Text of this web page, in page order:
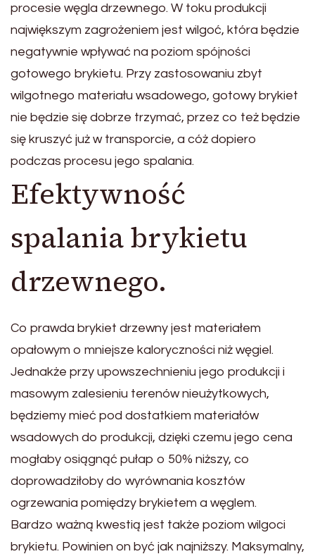
procesie węgla drzewnego. W toku produkcji
największym zagrożeniem jest wilgoć, która będzie
negatywnie wpływać na poziom spójności
gotowego brykietu. Przy zastosowaniu zbyt
wilgotnego materiału wsadowego, gotowy brykiet
nie będzie się dobrze trzymać, przez co też będzie
się kruszyć już w transporcie, a cóż dopiero
podczas procesu jego spalania.
Efektywność
spalania brykietu
drzewnego.
Co prawda brykiet drzewny jest materiałem
opałowym o mniejsze kaloryczności niż węgiel.
Jednakże przy upowszechnieniu jego produkcji i
masowym zalesieniu terenów nieużytkowych,
będziemy mieć pod dostatkiem materiałów
wsadowych do produkcji, dzięki czemu jego cena
mogłaby osiągnąć pułap o 50% niższy, co
doprowadziłoby do wyrównania kosztów
ogrzewania pomiędzy brykietem a węglem.
Bardzo ważną kwestią jest także poziom wilgoci
brykietu. Powinien on być jak najniższy. Maksymalny,